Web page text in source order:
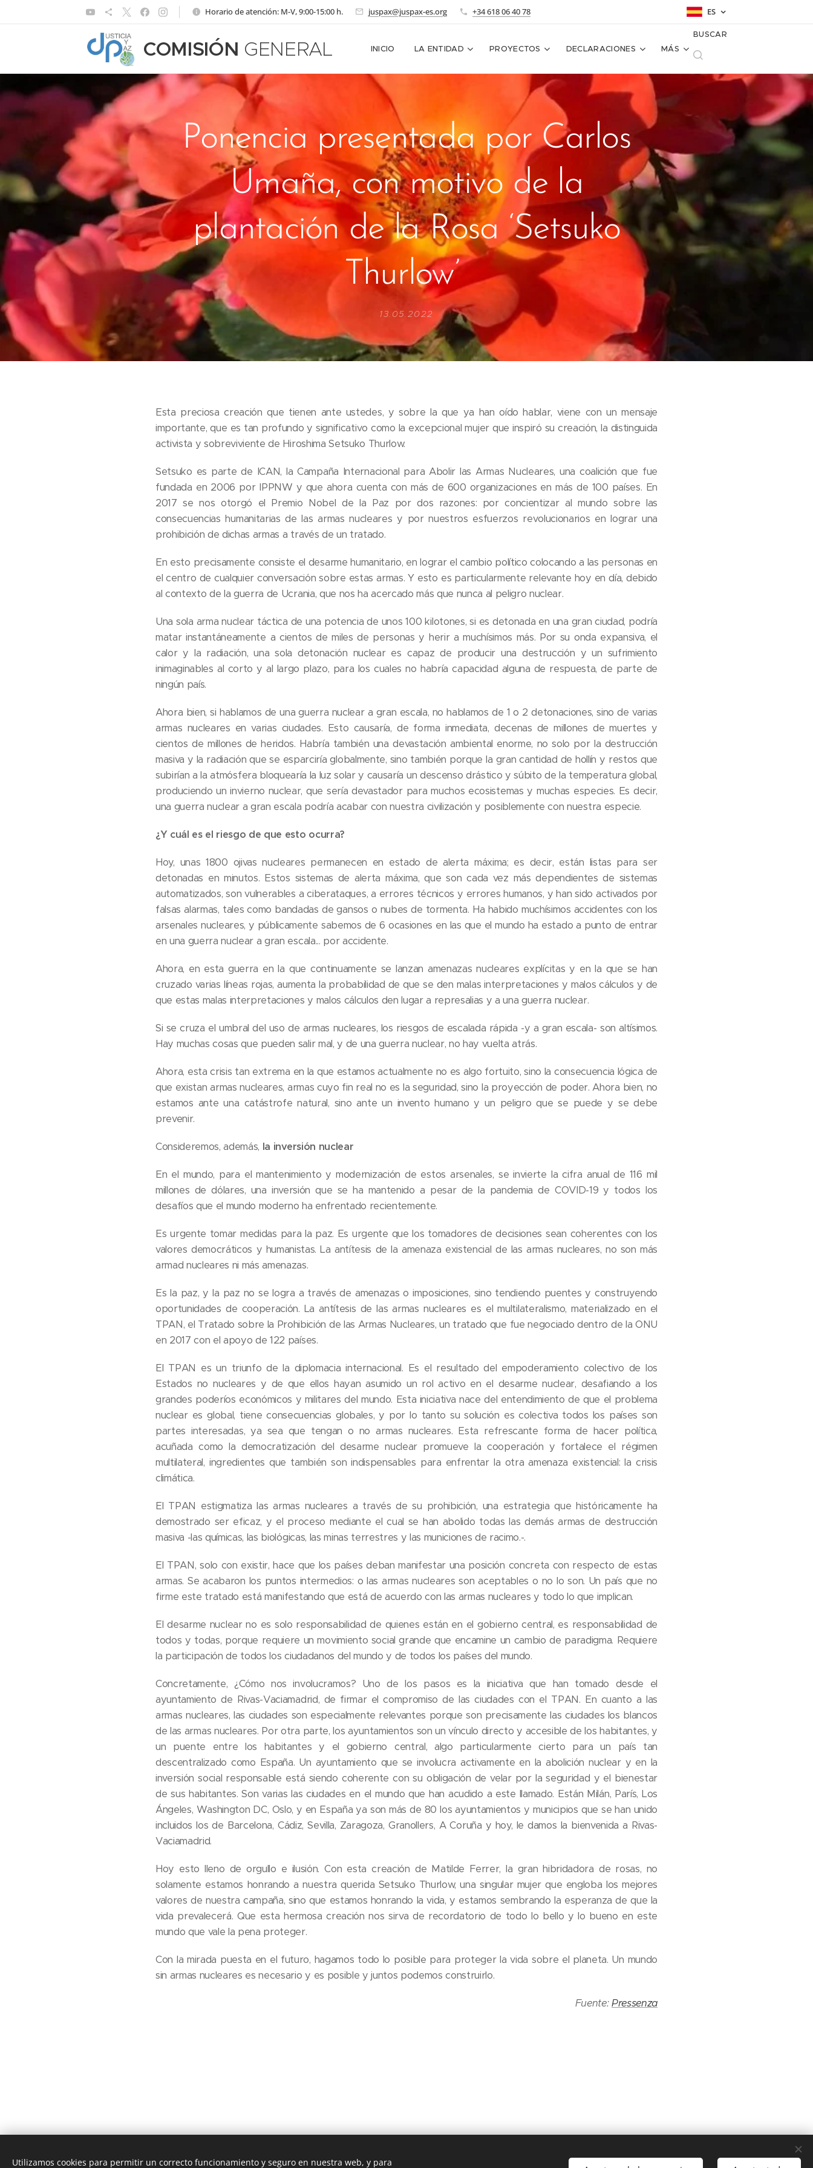
Horario de atención: M-V, 9:00-15:00 h. juspax@juspax-es.org +34 618 06 40 78 ES
COMISIÓN GENERAL INICIO LA ENTIDAD PROYECTOS DECLARACIONES MÁS
BUSCAR
Ponencia presentada por Carlos
Umaña, con motivo de la
plantación de la Rosa ‘Setsuko
Thurlow’
13.05.2022
Esta preciosa creación que tienen ante ustedes, y sobre la que ya han oído hablar, viene con un mensaje
importante, que es tan profundo y significativo como la excepcional mujer que inspiró su creación, la distinguida
activista y sobreviviente de Hiroshima Setsuko Thurlow.
Setsuko es parte de ICAN, la Campaña Internacional para Abolir las Armas Nucleares, una coalición que fue
fundada en 2006 por IPPNW y que ahora cuenta con más de 600 organizaciones en más de 100 países. En
2017 se nos otorgó el Premio Nobel de la Paz por dos razones: por concientizar al mundo sobre las
consecuencias humanitarias de las armas nucleares y por nuestros esfuerzos revolucionarios en lograr una
prohibición de dichas armas a través de un tratado.
En esto precisamente consiste el desarme humanitario, en lograr el cambio político colocando a las personas en
el centro de cualquier conversación sobre estas armas. Y esto es particularmente relevante hoy en día, debido
al contexto de la guerra de Ucrania, que nos ha acercado más que nunca al peligro nuclear.
Una sola arma nuclear táctica de una potencia de unos 100 kilotones, si es detonada en una gran ciudad, podría
matar instantáneamente a cientos de miles de personas y herir a muchísimos más. Por su onda expansiva, el
calor y la radiación, una sola detonación nuclear es capaz de producir una destrucción y un sufrimiento
inimaginables al corto y al largo plazo, para los cuales no habría capacidad alguna de respuesta, de parte de
ningún país.
Ahora bien, si hablamos de una guerra nuclear a gran escala, no hablamos de 1 o 2 detonaciones, sino de varias
armas nucleares en varias ciudades. Esto causaría, de forma inmediata, decenas de millones de muertes y
cientos de millones de heridos. Habría también una devastación ambiental enorme, no solo por la destrucción
masiva y la radiación que se esparciría globalmente, sino también porque la gran cantidad de hollín y restos que
subirían a la atmósfera bloquearía la luz solar y causaría un descenso drástico y súbito de la temperatura global,
produciendo un invierno nuclear, que sería devastador para muchos ecosistemas y muchas especies. Es decir,
una guerra nuclear a gran escala podría acabar con nuestra civilización y posiblemente con nuestra especie.
¿Y cuál es el riesgo de que esto ocurra?
Hoy, unas 1800 ojivas nucleares permanecen en estado de alerta máxima; es decir, están listas para ser
detonadas en minutos. Estos sistemas de alerta máxima, que son cada vez más dependientes de sistemas
automatizados, son vulnerables a ciberataques, a errores técnicos y errores humanos, y han sido activados por
falsas alarmas, tales como bandadas de gansos o nubes de tormenta. Ha habido muchísimos accidentes con los
arsenales nucleares, y públicamente sabemos de 6 ocasiones en las que el mundo ha estado a punto de entrar
en una guerra nuclear a gran escala... por accidente.
Ahora, en esta guerra en la que continuamente se lanzan amenazas nucleares explícitas y en la que se han
cruzado varias líneas rojas, aumenta la probabilidad de que se den malas interpretaciones y malos cálculos y de
que estas malas interpretaciones y malos cálculos den lugar a represalias y a una guerra nuclear.
Si se cruza el umbral del uso de armas nucleares, los riesgos de escalada rápida -y a gran escala- son altísimos.
Hay muchas cosas que pueden salir mal, y de una guerra nuclear, no hay vuelta atrás.
Ahora, esta crisis tan extrema en la que estamos actualmente no es algo fortuito, sino la consecuencia lógica de
que existan armas nucleares, armas cuyo fin real no es la seguridad, sino la proyección de poder. Ahora bien, no
estamos ante una catástrofe natural, sino ante un invento humano y un peligro que se puede y se debe
prevenir.
Consideremos, además, la inversión nuclear
En el mundo, para el mantenimiento y modernización de estos arsenales, se invierte la cifra anual de 116 mil
millones de dólares, una inversión que se ha mantenido a pesar de la pandemia de COVID-19 y todos los
desafíos que el mundo moderno ha enfrentado recientemente.
Es urgente tomar medidas para la paz. Es urgente que los tomadores de decisiones sean coherentes con los
valores democráticos y humanistas. La antítesis de la amenaza existencial de las armas nucleares, no son más
armad nucleares ni más amenazas.
Es la paz, y la paz no se logra a través de amenazas o imposiciones, sino tendiendo puentes y construyendo
oportunidades de cooperación. La antítesis de las armas nucleares es el multilateralismo, materializado en el
TPAN, el Tratado sobre la Prohibición de las Armas Nucleares, un tratado que fue negociado dentro de la ONU
en 2017 con el apoyo de 122 países.
El TPAN es un triunfo de la diplomacia internacional. Es el resultado del empoderamiento colectivo de los
Estados no nucleares y de que ellos hayan asumido un rol activo en el desarme nuclear, desafiando a los
grandes poderíos económicos y militares del mundo. Esta iniciativa nace del entendimiento de que el problema
nuclear es global, tiene consecuencias globales, y por lo tanto su solución es colectiva todos los países son
partes interesadas, ya sea que tengan o no armas nucleares. Esta refrescante forma de hacer política,
acuñada como la democratización del desarme nuclear promueve la cooperación y fortalece el régimen
multilateral, ingredientes que también son indispensables para enfrentar la otra amenaza existencial: la crisis
climática.
El TPAN estigmatiza las armas nucleares a través de su prohibición, una estrategia que históricamente ha
demostrado ser eficaz, y el proceso mediante el cual se han abolido todas las demás armas de destrucción
masiva -las químicas, las biológicas, las minas terrestres y las municiones de racimo.-.
El TPAN, solo con existir, hace que los países deban manifestar una posición concreta con respecto de estas
armas. Se acabaron los puntos intermedios: o las armas nucleares son aceptables o no lo son. Un país que no
firme este tratado está manifestando que está de acuerdo con las armas nucleares y todo lo que implican.
El desarme nuclear no es solo responsabilidad de quienes están en el gobierno central, es responsabilidad de
todos y todas, porque requiere un movimiento social grande que encamine un cambio de paradigma. Requiere
la participación de todos los ciudadanos del mundo y de todos los países del mundo.
Concretamente, ¿Cómo nos involucramos? Uno de los pasos es la iniciativa que han tomado desde el
ayuntamiento de Rivas-Vaciamadrid, de firmar el compromiso de las ciudades con el TPAN. En cuanto a las
armas nucleares, las ciudades son especialmente relevantes porque son precisamente las ciudades los blancos
de las armas nucleares. Por otra parte, los ayuntamientos son un vínculo directo y accesible de los habitantes, y
un puente entre los habitantes y el gobierno central, algo particularmente cierto para un país tan
descentralizado como España. Un ayuntamiento que se involucra activamente en la abolición nuclear y en la
inversión social responsable está siendo coherente con su obligación de velar por la seguridad y el bienestar
de sus habitantes. Son varias las ciudades en el mundo que han acudido a este llamado. Están Milán, París, Los
Ángeles, Washington DC, Oslo, y en España ya son más de 80 los ayuntamientos y municipios que se han unido
incluidos los de Barcelona, Cádiz, Sevilla, Zaragoza, Granollers, A Coruña y hoy, le damos la bienvenida a Rivas-
Vaciamadrid.
Hoy esto lleno de orgullo e ilusión. Con esta creación de Matilde Ferrer, la gran hibridadora de rosas, no
solamente estamos honrando a nuestra querida Setsuko Thurlow, una singular mujer que engloba los mejores
valores de nuestra campaña, sino que estamos honrando la vida, y estamos sembrando la esperanza de que la
vida prevalecerá. Que esta hermosa creación nos sirva de recordatorio de todo lo bello y lo bueno en este
mundo que vale la pena proteger.
Con la mirada puesta en el futuro, hagamos todo lo posible para proteger la vida sobre el planeta. Un mundo
sin armas nucleares es necesario y es posible y juntos podemos construirlo.
Fuente:Pressenza
Utilizamos cookies para permitir un correcto funcionamiento y seguro en nuestra web, y para